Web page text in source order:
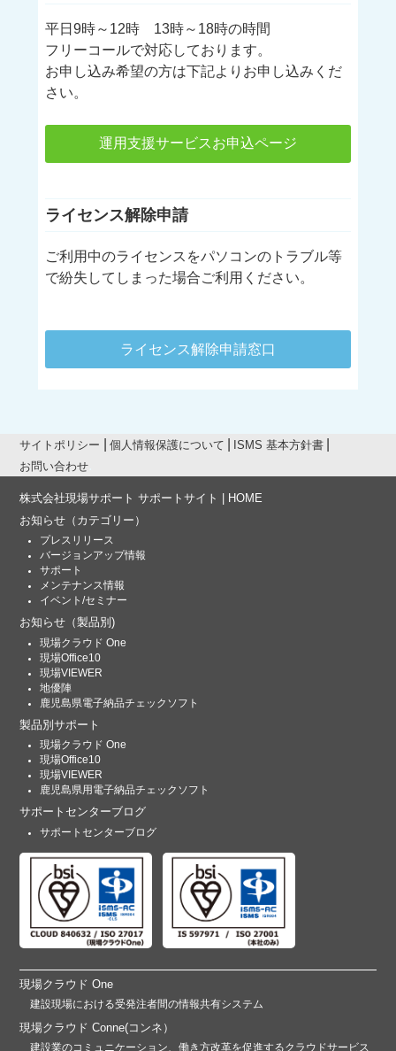
平日9時～12時 13時～18時の時間
フリーコールで対応しております。
お申し込み希望の方は下記よりお申し込みくだ
さい。
運用支援サービスお申込ページ
ライセンス解除申請
ご利用中のライセンスをパソコンのトラブル等
で紛失してしまった場合ご利用ください。
ライセンス解除申請窓口
サイトポリシー 個人情報保護について
ISMS 基本方針書
お問い合わせ
株式会社現場サポート サポートサイト | HOME
お知らせ （カテゴリー）
プレスリリース
バージョンアップ情報
サポート
メンテナンス情報
イベント/セミナー
お知らせ （製品別)
現場クラウド One
現場Office10
現場VIEWER
地優陣
鹿児島県電子納品チェックソフト
製品別サポート
現場クラウド One
現場Office10
現場VIEWER
鹿児島県用電子納品チェックソフト
サポートセンターブログ
サポートセンターブログ
現場クラウド One
建設現場における受発注者間の情報共有システム
現場クラウド Conne(コンネ）
建設業のコミュニケーション、働き方改革を促進するクラウドサービス